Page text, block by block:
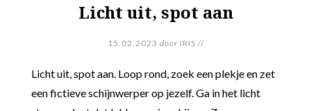
Licht uit, spot aan
15.02.2023 door IRIS //
Licht uit, spot aan. Loop rond, zoek een plekje en zet
een fictieve schijnwerper op jezelf. Ga in het licht